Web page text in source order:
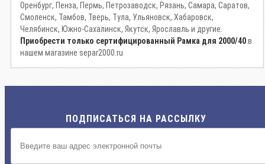
Оренбург, Пенза, Пермь, Петрозаводск, Рязань, Самара, Саратов,
Смоленск, Тамбов, Тверь, Тула, Ульяновск, Хабаровск,
Челябинск, Южно-Сахалинск, Якутск, Ярославль и другие.
Приобрести только сертифицированный Рамка для 2000/40в
нашем магазине separ2000.ru
ПОДПИСАТЬСЯ НА РАССЫЛКУ